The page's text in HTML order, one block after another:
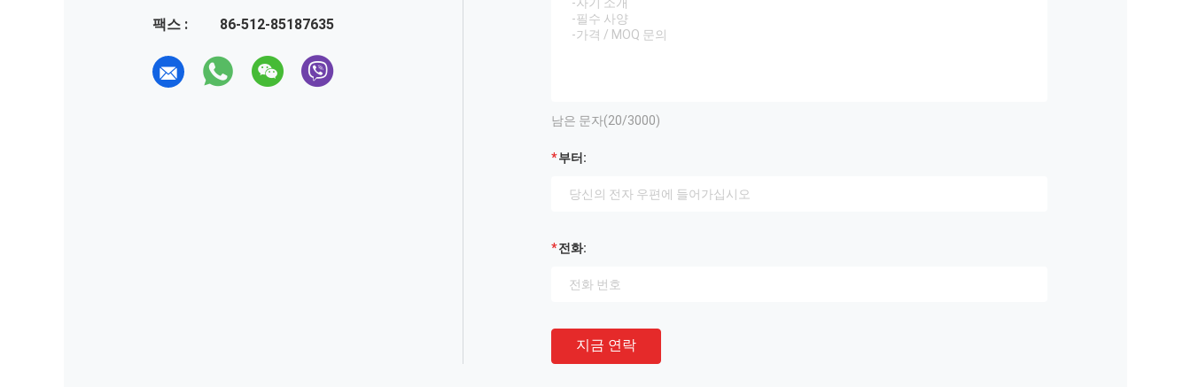
팩스 :
86-512-85187635
남은 문자(20/3000)
부터:
전화:
지금 연락